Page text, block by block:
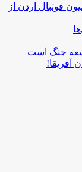
فوتبال اردن از
جنگ است